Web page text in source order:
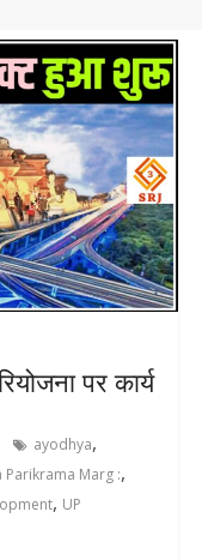
पर कार्य
ayodhya,
Parikrama Marg :,
, UP